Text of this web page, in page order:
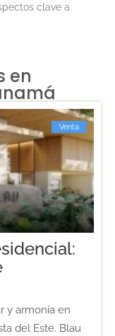
en
Venta
y armonía en
del Este. Blau
clave a